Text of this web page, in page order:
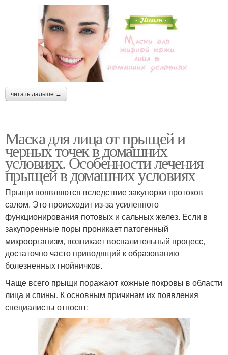
читать дальше →
Маска для лица от прыщей и
черных точек в домашних
условиях. Особенности лечения
прыщей в домашних условиях
Прыщи появляются вследствие закупорки протоков
салом. Это происходит из-за усиленного
функционирования потовых и сальных желез. Если в
закупоренные поры проникает патогенный
микроорганизм, возникает воспалительный процесс,
достаточно часто приводящий к образованию
болезненных гнойничков.
Чаще всего прыщи поражают кожные покровы в области
лица и спины. К основным причинам их появления
специалисты относят: